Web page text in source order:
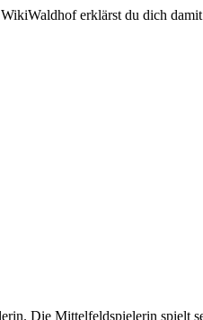
erklärst du dich
Die Mittelfeldspielerin spielt